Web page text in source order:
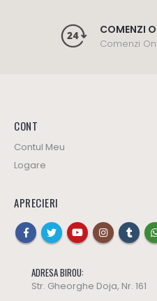
COMENZI
Comenzi
CONT
Contul Meu
Logare
APRECIERI
ADRESA BIROU:
Str. Gheorghe Doja, Nr. 161